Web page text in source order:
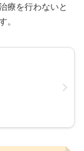
療を行わないと
。